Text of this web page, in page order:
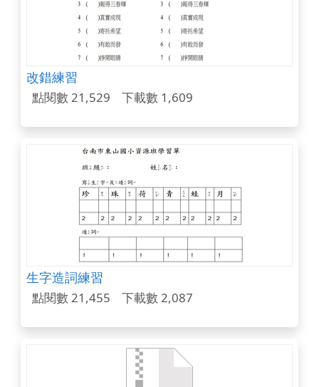
改錯練習
點閱數 21,529 下載數 1,609
生字造詞練習
點閱數 21,455 下載數 2,087